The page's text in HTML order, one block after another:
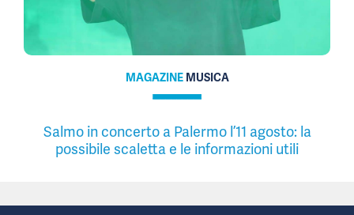
MAGAZINE MUSICA
Salmo in concerto a Palermo l’11 agosto: la
possibile scaletta e le informazioni utili